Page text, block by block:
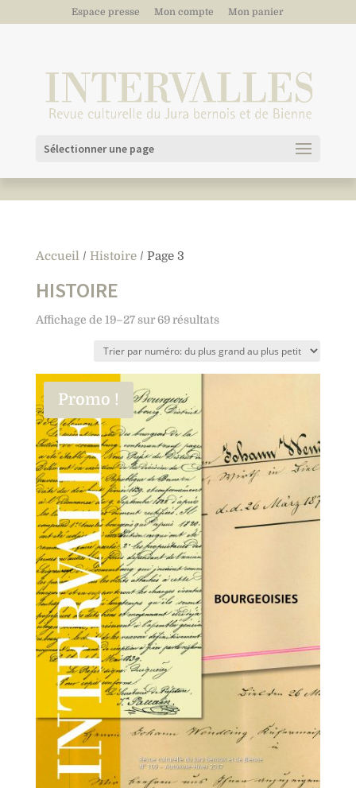
Espace presse Mon compte Mon panier
Sélectionner une page
Accueil/ Histoire/ Page 3
HISTOIRE
Affichage de 19–27 sur 69 résultats
Promo !